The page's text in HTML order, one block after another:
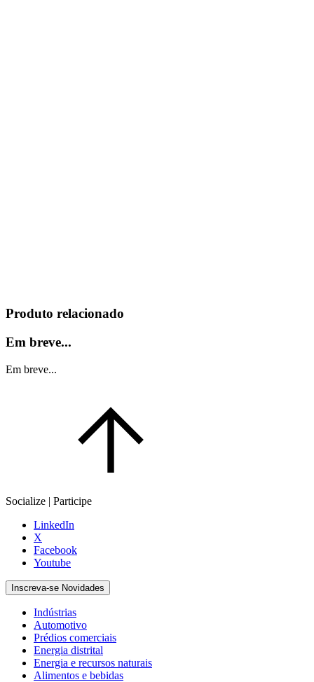
Produto relacionado
Em breve...
Em breve...
Socialize | Participe
LinkedIn
X
Facebook
Youtube
Inscreva-se Novidades
Indústrias
Automotivo
Prédios comerciais
Energia distrital
Energia e recursos naturais
Alimentos e bebidas